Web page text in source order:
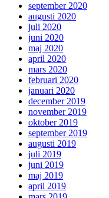
september 2020
augusti 2020
juli 2020
juni 2020
maj 2020
april 2020
mars 2020
februari 2020
januari 2020
december 2019
november 2019
oktober 2019
september 2019
augusti 2019
juli 2019
juni 2019
maj 2019
april 2019